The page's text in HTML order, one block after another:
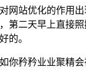
网站优化的作用
第二天早上直接
的。
你矜矜业业聚精